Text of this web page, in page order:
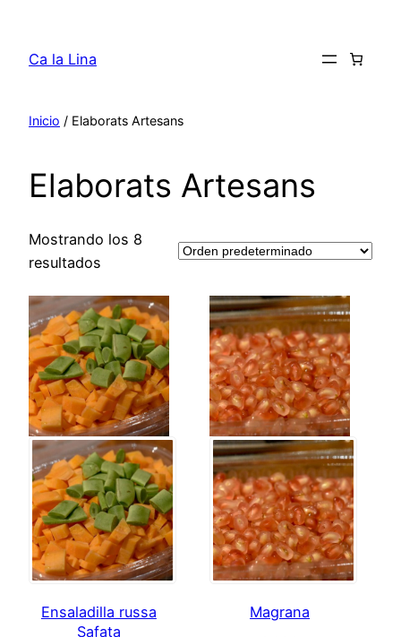
contenido
Ca la Lina
Inicio / Elaborats Artesans
Elaborats Artesans
Mostrando los 8
resultados
Ensaladilla russa
Safata
Magrana